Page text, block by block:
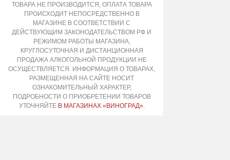
ТОВАРА НЕ ПРОИЗВОДИТСЯ, ОПЛАТА ТОВАРА
ПРОИСХОДИТ НЕПОСРЕДСТВЕННО В
МАГАЗИНЕ В СООТВЕТСТВИИ С
ДЕЙСТВУЮЩИМ ЗАКОНОДАТЕЛЬСТВОМ РФ И
РЕЖИМОМ РАБОТЫ МАГАЗИНА,
КРУГЛОСУТОЧНАЯ И ДИСТАНЦИОННАЯ
ПРОДАЖА АЛКОГОЛЬНОЙ ПРОДУКЦИИ НЕ
ОСУЩЕСТВЛЯЕТСЯ. ИНФОРМАЦИЯ О ТОВАРАХ,
РАЗМЕЩЕННАЯ НА САЙТЕ НОСИТ
ОЗНАКОМИТЕЛЬНЫЙ ХАРАКТЕР,
ПОДРОБНОСТИ О ПРИОБРЕТЕНИИ ТОВАРОВ
УТОЧНЯЙТЕ В МАГАЗИНАХ «ВИНОГРАД».